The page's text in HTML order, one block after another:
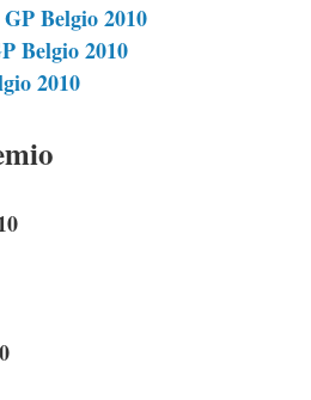
Belgio 2010
Belgio 2010
2010